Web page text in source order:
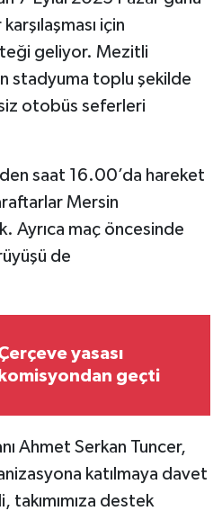
için
geliyor. Mezitli
stadyuma toplu şekilde
otobüs seferleri
saat 16.00’da hareket
Mersin
Ayrıca maç öncesinde
de
yasası
komisyondan geçti
Ahmet Serkan Tuncer,
katılmaya davet
destek